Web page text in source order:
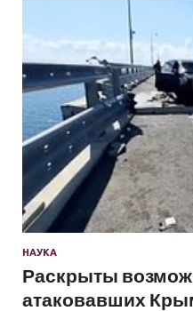
НАУКА
Раскрыты
атаковавших